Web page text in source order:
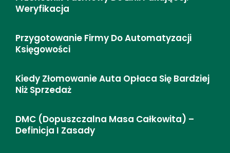
Weryfikacja
Przygotowanie Firmy Do Automatyzacji
Księgowości
Kiedy Złomowanie Auta Opłaca Się Bardziej
Niż Sprzedaż
DMC (dopuszczalna Masa Całkowita) –
Definicja I Zasady